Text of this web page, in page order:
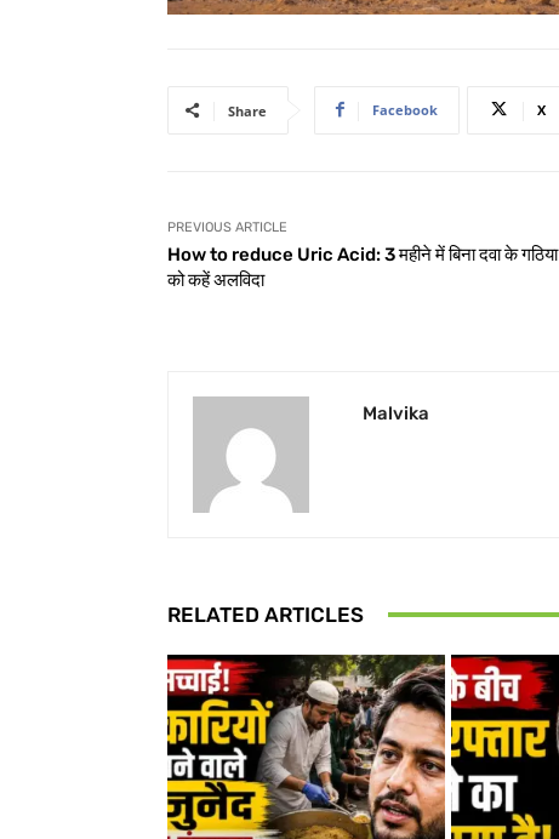
Share Facebook X
PREVIOUS ARTICLE
How to reduce Uric Acid: 3 महीने में बिना दवा के गठिया
को कहें अलविदा
Malvika
RELATED ARTICLES